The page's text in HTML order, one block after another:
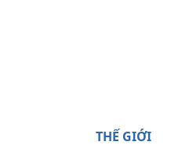
THẾ GIỚI